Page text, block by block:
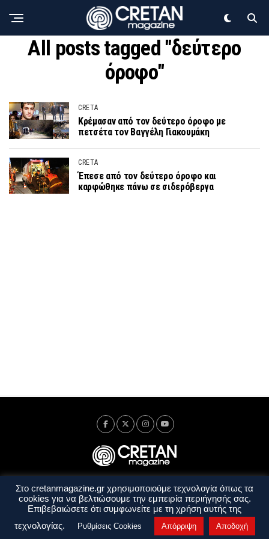
All posts tagged "δεύτερο
όροφο"
CRETA
Κρέμασαν από τον δεύτερο όροφο με
πετσέτα τον Βαγγέλη Γιακουμάκη
CRETA
Έπεσε από τον δεύτερο όροφο και
καρφώθηκε πάνω σε σιδερόβεργα
Ταυτότητα Πολιτική Απορρήτου
Όροι Χρήσης
Όροι και Προϋποθέσεις
Στο cretanmagazine.gr χρησιμοποιούμε τεχνολογία όπως τα
cookies για να βελτιώσουμε την εμπειρία περιήγησής σας.
Επιβεβαιώσετε ότι συμφωνείτε με τη χρήση αυτής της
τεχνολογίας.
Ρυθμίσεις Cookies Απόρριψη Αποδοχή